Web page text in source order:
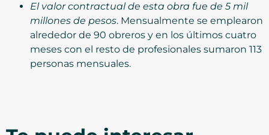
El valor contractual de esta obra fue de 5 mil
millones de pesos. Mensualmente se emplearon
alrededor de 90 obreros y en los últimos cuatro
meses con el resto de profesionales sumaron 113
personas mensuales.